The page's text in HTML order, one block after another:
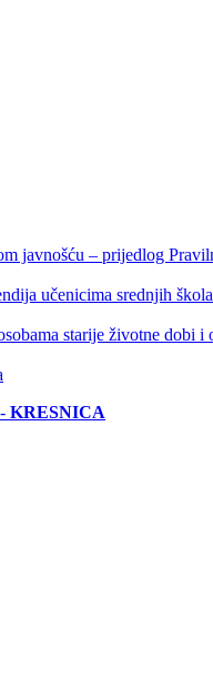
javnošću – prijedlog
učenicima srednjih
starije životne dobi
KRESNICA